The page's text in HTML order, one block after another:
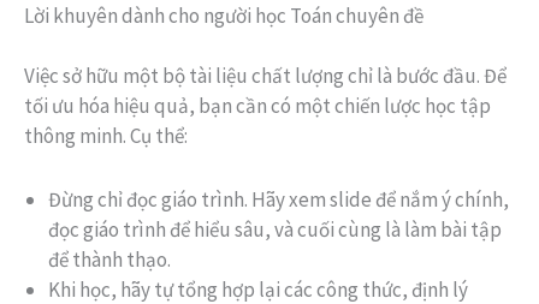
Lời khuyên dành cho người học Toán chuyên đề
Việc sở hữu một bộ tài liệu chất lượng chỉ là bước đầu. Để
tối ưu hóa hiệu quả, bạn cần có một chiến lược học tập
thông minh. Cụ thể:
Đừng chỉ đọc giáo trình. Hãy xem slide để nắm ý chính,
đọc giáo trình để hiểu sâu, và cuối cùng là làm bài tập
để thành thạo.
Khi học, hãy tự tổng hợp lại các công thức, định lý